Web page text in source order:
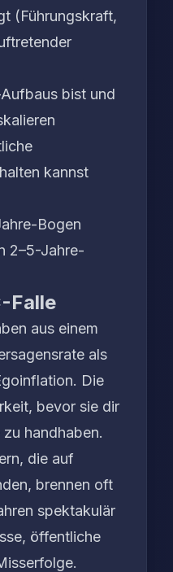
(Führungskraft,
bist und
kannst
Bogen
2–5-Jahre-
Falle
aus einem
als
Die
bevor sie dir
handhaben.
die auf
brennen oft
spektakulär
öffentliche